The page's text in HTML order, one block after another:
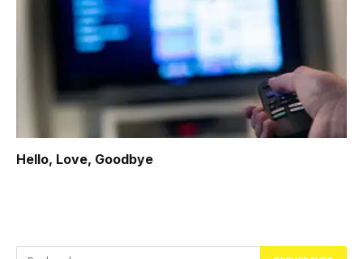
Hello, Love, Goodbye